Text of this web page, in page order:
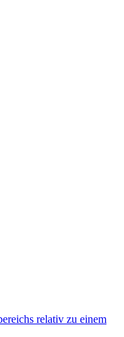
relativ zu einem